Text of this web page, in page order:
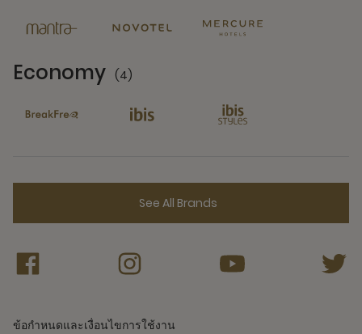
Economy (4)
See All Brands
ข้อกำหนดและเงื่อนไขการใช้งาน